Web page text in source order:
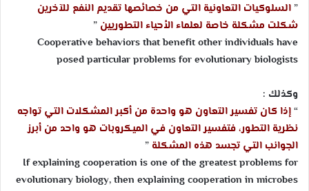
” السلوكيات التعاونية التي من خصائصها تقديم النفع للآخرين
شكلت مشكلة خاصة لعلماء الأحياء التطوريين ”
Cooperative behaviors that benefit other individuals have
posed particular problems for evolutionary biologists
وكذلك :
“إذا كان تفسير التعاون هو واحدة من أكبر المشكلات التي تواجه
نظرية التطور، فتفسير التعاون في الميكروبات هو واحد من أبرز
الجوانب التي تجسد هذه المشكلة ”
If explaining cooperation is one of the greatest problems for
evolutionary biology, then explaining cooperation in microbes